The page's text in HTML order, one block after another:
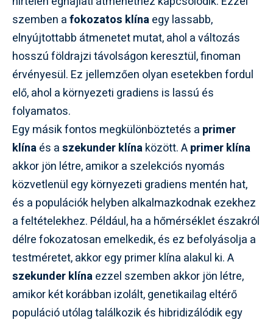
szemben afokozatos klínaegy lassabb,
elnyújtottabb átmenetet mutat, ahol a változás
hosszú földrajzi távolságon keresztül, finoman
érvényesül. Ez jellemzően olyan esetekben fordul
elő, ahol a környezeti gradiens is lassú és
folyamatos.
Egy másik fontos megkülönböztetés a primer
klínaés aszekunder klínaközött. Aprimer klína
akkor jön létre, amikor a szelekciós nyomás
közvetlenül egy környezeti gradiens mentén hat,
és a populációk helyben alkalmazkodnak ezekhez
a feltételekhez. Például, ha a hőmérséklet északról
délre fokozatosan emelkedik, és ez befolyásolja a
testméretet, akkor egy primer klína alakul ki. A
szekunder klínaezzel szemben akkor jön létre,
amikor két korábban izolált, genetikailag eltérő
populáció utólag találkozik és hibridizálódik egy